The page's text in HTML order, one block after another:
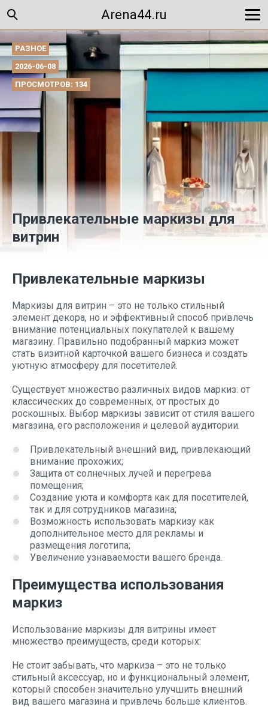
Arena44.ru
РАЗНОЕ
2026-06-08
ПРОСМОТРОВ: 134
Привлекательные маркизы для
витрин
Привлекательные маркизы
Маркизы для витрин – это не только стильный
элемент декора, но и эффективный способ привлечь
внимание потенциальных покупателей к вашему
магазину. Правильно подобранный маркиз может
стать визитной карточкой вашего бизнеса и создать
уютную атмосферу для посетителей.
Существует множество различных видов маркиз: от
классических до современных, от простых до
роскошных. Выбор маркизы зависит от стиля вашего
магазина, его расположения и целевой аудитории.
Привлекательный внешний вид, привлекающий
внимание прохожих;
Защита от солнечных лучей и перегрева
помещения;
Создание уюта и комфорта как для посетителей,
так и для сотрудников магазина;
Возможность использовать маркизу как
дополнительное место для рекламы и
размещения логотипа;
Увеличение узнаваемости вашего бренда.
Преимущества использования
маркиз
Использование маркизы для витрины имеет
множество преимуществ, среди которых:
Не стоит забывать, что маркиза – это не только
стильный аксессуар, но и функциональный элемент,
который способен значительно улучшить внешний
вид вашего магазина и привлечь больше клиентов.